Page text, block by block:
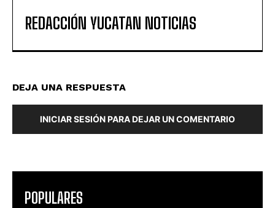
REDACCIÓN YUCATAN NOTICIAS
DEJA UNA RESPUESTA
INICIAR SESIÓN PARA DEJAR UN COMENTARIO
POPULARES